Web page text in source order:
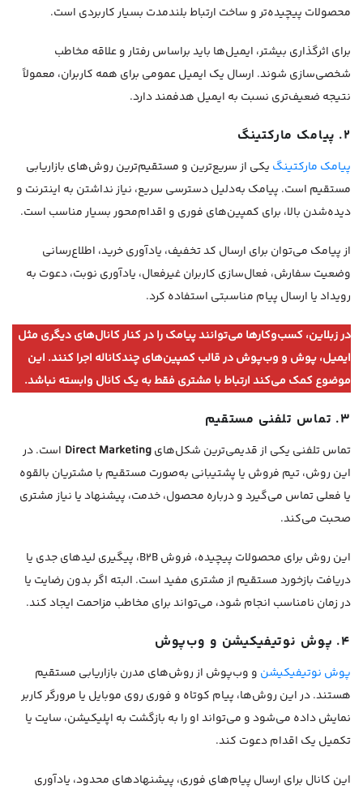
محصولات پیچیده‌تر و ساخت ارتباط بلندمدت بسیار کاربردی است.
برای اثرگذاری بیشتر، ایمیل‌ها باید براساس رفتار و علاقه مخاطب
شخصی‌سازی شوند. ارسال یک ایمیل عمومی برای همه کاربران، معمولاً
نتیجه ضعیف‌تری نسبت به ایمیل هدفمند دارد.
۲. پیامک مارکتینگ
پیامک مارکتینگ یکی از سریع‌ترین و مستقیم‌ترین روش‌های بازاریابی
مستقیم است. پیامک به‌دلیل دسترسی سریع، نیاز نداشتن به اینترنت و
دیده‌شدن بالا، برای کمپین‌های فوری و اقدام‌محور بسیار مناسب است.
از پیامک می‌توان برای ارسال کد تخفیف، یادآوری خرید، اطلاع‌رسانی
وضعیت سفارش، فعال‌سازی کاربران غیرفعال، یادآوری نوبت، دعوت به
رویداد یا ارسال پیام مناسبتی استفاده کرد.
در زبلاین، کسب‌وکارها می‌توانند پیامک را در کنار کانال‌های دیگری مثل
ایمیل، پوش و وب‌پوش در قالب کمپین‌های چندکاناله اجرا کنند. این
موضوع کمک می‌کند ارتباط با مشتری فقط به یک کانال وابسته نباشد.
۳. تماس تلفنی مستقیم
تماس تلفنی یکی از قدیمی‌ترین شکل‌هایDirect Marketing است. در
این روش، تیم فروش یا پشتیبانی به‌صورت مستقیم با مشتریان بالقوه
یا فعلی تماس می‌گیرد و درباره محصول، خدمت، پیشنهاد یا نیاز مشتری
صحبت می‌کند.
این روش برای محصولات پیچیده، فروش B2B، پیگیری لیدهای جدی یا
دریافت بازخورد مستقیم از مشتری مفید است. البته اگر بدون رضایت یا
در زمان نامناسب انجام شود، می‌تواند برای مخاطب مزاحمت ایجاد کند.
۴. پوش نوتیفیکیشن و وب‌پوش
پوش نوتیفیکیشن و وب‌پوش از روش‌های مدرن بازاریابی مستقیم
هستند. در این روش‌ها، پیام کوتاه و فوری روی موبایل یا مرورگر کاربر
نمایش داده می‌شود و می‌تواند او را به بازگشت به اپلیکیشن، سایت یا
تکمیل یک اقدام دعوت کند.
این کانال برای ارسال پیام‌های فوری، پیشنهادهای محدود، یادآوری